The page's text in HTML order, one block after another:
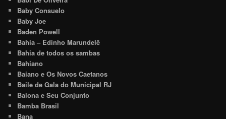
Baby Consuelo
Baby Joe
Baden Powell
Bahia – Edinho Marundelê
Bahia de todos os sambas
Bahiano
Baiano e Os Novos Caetanos
Baile de Gala do Municipal RJ
Balona e Seu Conjunto
Bamba Brasil
Bana